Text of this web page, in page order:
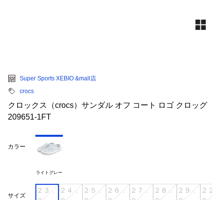
Super Sports XEBIO &mall店
crocs
クロックス（crocs）サンダル オフ コート ロゴ クロッグ
209651-1FT
カラー
ライトグレー
サイズ
２３．
２４．
２５．
２６．
２７．
２８．
２９．
２２